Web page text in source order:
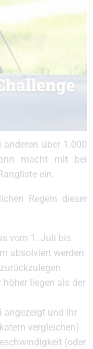
über 1.000
macht mit bei
ein.
Regeln dieser
vom 1. Juli bis
absolviert werden
liegen als der
angezeigt und ihr
vergleichen)
(oder